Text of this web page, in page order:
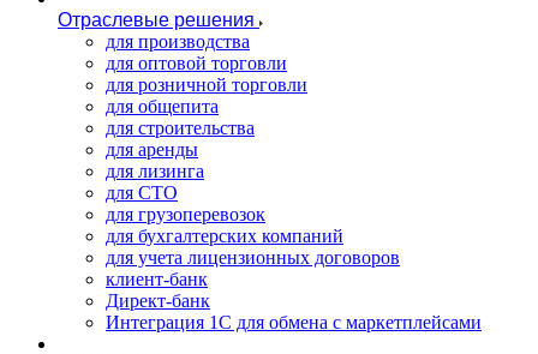
Отраслевые решения
для производства
для оптовой торговли
для розничной торговли
для общепита
для строительства
для аренды
для лизинга
для СТО
для грузоперевозок
для бухгалтерских компаний
для учета лицензионных договоров
клиент-банк
Директ-банк
Интеграция 1C для обмена с маркетплейсами